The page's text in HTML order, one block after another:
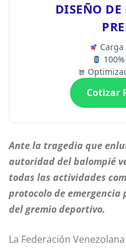
DISEÑO DE
Cotizar
Ante la tragedia que
autoridad del balompié
todas las actividades
protocolo de
del gremio deportivo.
La Federación